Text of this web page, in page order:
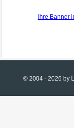
© 2004 - 2026 by